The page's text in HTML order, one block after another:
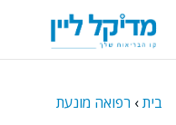
לתוכן
בית› רפואה מונעת